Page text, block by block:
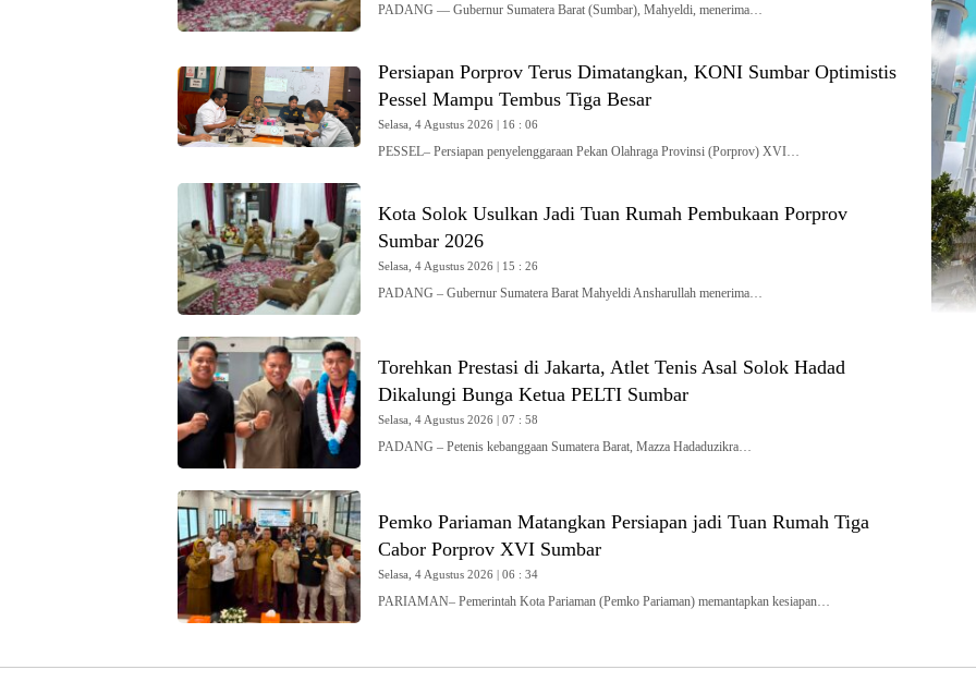
PADANG — Gubernur Sumatera Barat (Sumbar), Mahyeldi, menerima…
Persiapan Porprov Terus Dimatangkan, KONI Sumbar Optimistis
Pessel Mampu Tembus Tiga Besar
Selasa, 4 Agustus 2026 | 16 : 06
PESSEL– Persiapan penyelenggaraan Pekan Olahraga Provinsi (Porprov) XVI…
Kota Solok Usulkan Jadi Tuan Rumah Pembukaan Porprov
Sumbar 2026
Selasa, 4 Agustus 2026 | 15 : 26
PADANG – Gubernur Sumatera Barat Mahyeldi Ansharullah menerima…
Torehkan Prestasi di Jakarta, Atlet Tenis Asal Solok Hadad
Dikalungi Bunga Ketua PELTI Sumbar
Selasa, 4 Agustus 2026 | 07 : 58
PADANG – Petenis kebanggaan Sumatera Barat, Mazza Hadaduzikra…
Pemko Pariaman Matangkan Persiapan jadi Tuan Rumah Tiga
Cabor Porprov XVI Sumbar
Selasa, 4 Agustus 2026 | 06 : 34
PARIAMAN– Pemerintah Kota Pariaman (Pemko Pariaman) memantapkan kesiapan…